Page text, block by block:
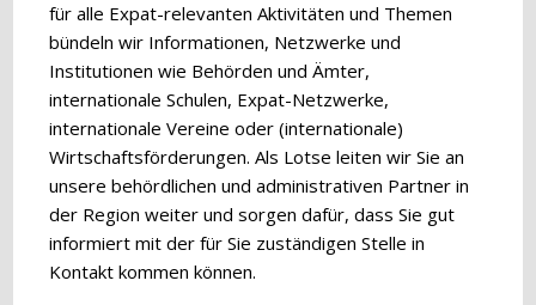
für alle Expat-relevanten Aktivitäten und Themen
bündeln wir Informationen, Netzwerke und
Institutionen wie Behörden und Ämter,
internationale Schulen, Expat-Netzwerke,
internationale Vereine oder (internationale)
Wirtschaftsförderungen. Als Lotse leiten wir Sie an
unsere behördlichen und administrativen Partner in
der Region weiter und sorgen dafür, dass Sie gut
informiert mit der für Sie zuständigen Stelle in
Kontakt kommen können.